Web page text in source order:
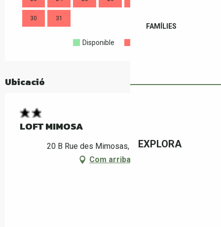
FAMÍLIES
EXPLORA
30 31
Disponible
Ubicació
LOFT MIMOSA
20 B Rue des Mimosas, 66400 Céret
Com arribar-hi